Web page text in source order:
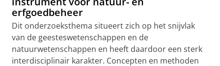
erfgoedbeheer
Dit onderzoeksthema situeert zich op het snijvlak
van de geesteswetenschappen en de
natuurwetenschappen en heeft daardoor een sterk
interdisciplinair karakter. Concepten en methoden